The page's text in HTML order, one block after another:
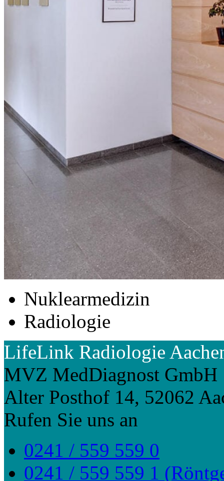
Nuklearmedizin
Radiologie
LifeLink Radiologie
MVZ MedDiagnost GmbH
Alter Posthof 14, 52062
Rufen Sie uns an
0241 / 559 559 0
0241 / 559 559 1